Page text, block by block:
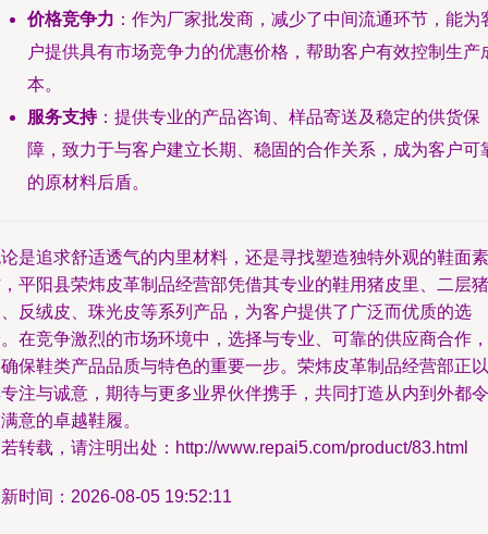
价格竞争力 ：作为厂家批发商，减少了中间流通环节，能为
户提供具有市场竞争力的优惠价格，帮助客户有效控制生产
本。
服务支持：提供专业的产品咨询、样品寄送及稳定的供货保
障，致力于与客户建立长期、稳固的合作关系，成为客户可
的原材料后盾。
是追求舒适透气的内里材料，还是寻找塑造独特外观的鞋面素
平阳县荣炜皮革制品经营部凭借其专业的鞋用猪皮里、二层猪
反绒皮、珠光皮等系列产品，为客户提供了广泛而优质的选
在竞争激烈的市场环境中，选择与专业、可靠的供应商合作，
保鞋类产品品质与特色的重要一步。荣炜皮革制品经营部正以
注与诚意，期待与更多业界伙伴携手，共同打造从内到外都令
意的卓越鞋履。
转载，请注明出处：http://www.repai5.com/product/83.html
时间：2026-08-05 19:52:11